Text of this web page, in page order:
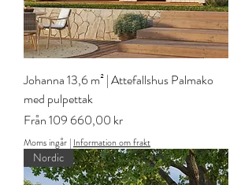
Johanna 13,6 m² | Attefallshus Palmako
med pulpettak
Från109 660,00 kr
Reapris
Moms ingår | Information om frakt
Nordic